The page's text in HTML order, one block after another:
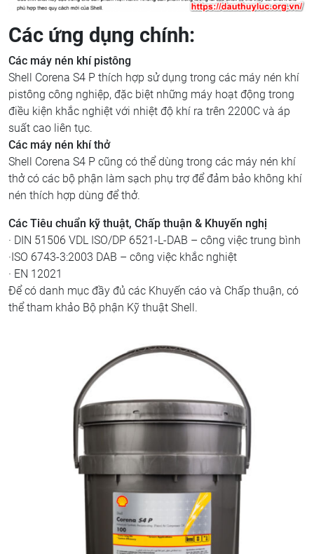
Các ứng dụng chính:
Các máy nén khí pistông
Shell Corena S4 P thích hợp sử dụng trong các máy nén khí
pistông công nghiệp, đặc biệt những máy hoạt động trong
điều kiện khắc nghiệt với nhiệt độ khí ra trên 2200C và áp
suất cao liên tục.
Các máy nén khí thở
Shell Corena S4 P cũng có thể dùng trong các máy nén khí
thở có các bộ phận làm sạch phụ trợ để đảm bảo không khí
nén thích hợp dùng để thở.
Các Tiêu chuẩn kỹ thuật, Chấp thuận & Khuyến nghị
· DIN 51506 VDL ISO/DP 6521-L-DAB – công việc trung bình
·ISO 6743-3:2003 DAB – công việc khắc nghiệt
· EN 12021
Để có danh mục đầy đủ các Khuyến cáo và Chấp thuận, có
thể tham khảo Bộ phận Kỹ thuật Shell.